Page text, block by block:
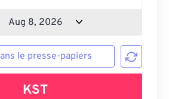
le presse-papiers
KST